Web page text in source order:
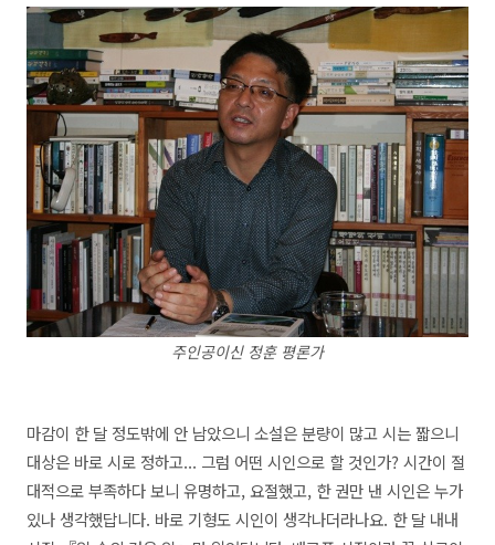
주인공이신 정훈 평론가
마감이 한 달 정도밖에 안 남았으니 소설은 분량이 많고 시는 짧으니
대상은 바로 시로 정하고... 그럼 어떤 시인으로 할 것인가? 시간이 절
대적으로 부족하다 보니 유명하고, 요절했고, 한 권만 낸 시인은 누가
있나 생각했답니다. 바로 기형도 시인이 생각나더라나요. 한 달 내내